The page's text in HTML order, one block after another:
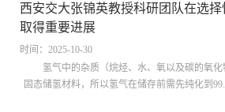
西安交大张锦英教授科研团队在选
取得重要进展
时间：2025-10-30
氢气中的杂质（烷烃、水、氧以及碳的氧
固态储氢材料，所以氢气在储存前需先纯化到